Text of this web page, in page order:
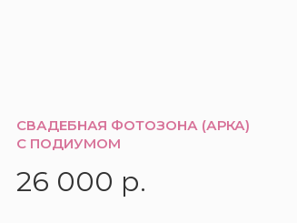
СВАДЕБНАЯ ФОТОЗОНА (АРКА)
С ПОДИУМОМ
26 000 р.